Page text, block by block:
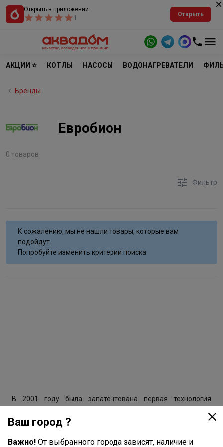
Открыть в приложении
1
Открыть
АКЦИИ ⭐ КОТЛЫ НАСОСЫ ВОДОНАГРЕВАТЕЛИ
Бренды
Евробион
0 товаров
Фильтр
К сожалению, мы не нашли товары, которые вам
подойдут.
Попробуйте изменить критерии поиска
В 2001 году была запатентована первая технология
системы). Сразу же был организован серийный выпуск этих
очистных сооружений под торговой маркой «ЮБАС».
Ваш город ?
Важно! От выбранного города зависят, наличие и